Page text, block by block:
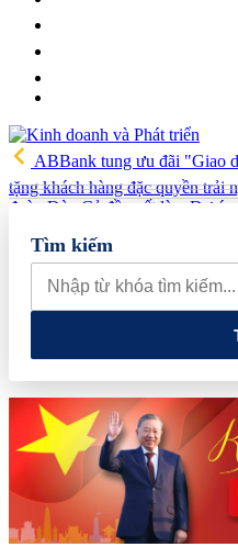
ABBank tung ưu đãi "Giao
tặng khách hàng đặc quyền trải
đoàn Đèo Cả đề xuất làm Dự
Hải quan Lào Cai phát hiện
thực phẩm và nhiều điện thoại
doanh, tìm kiếm doanh nghiệp
các cửa hàng rau củ quả sạch
Tìm kiếm